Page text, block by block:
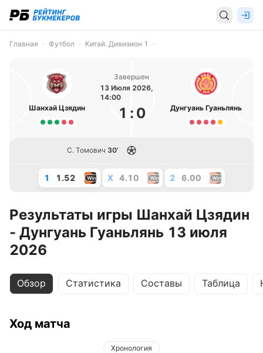
Главная Футбол Китай. Дивизион 1
Шанхай Цзядин
Завершен
13 Июля 2026,
14:00
1 : 0 Дунгуань Гуаньлянь
С. Томович 30’
1 1.52 X 4.10 2 6.00
Результаты игры Шанхай Цзядин
- Дунгуань Гуаньлянь 13 июля
2026
Обзор Статистика Составы Таблица
Ход матча
Хронология